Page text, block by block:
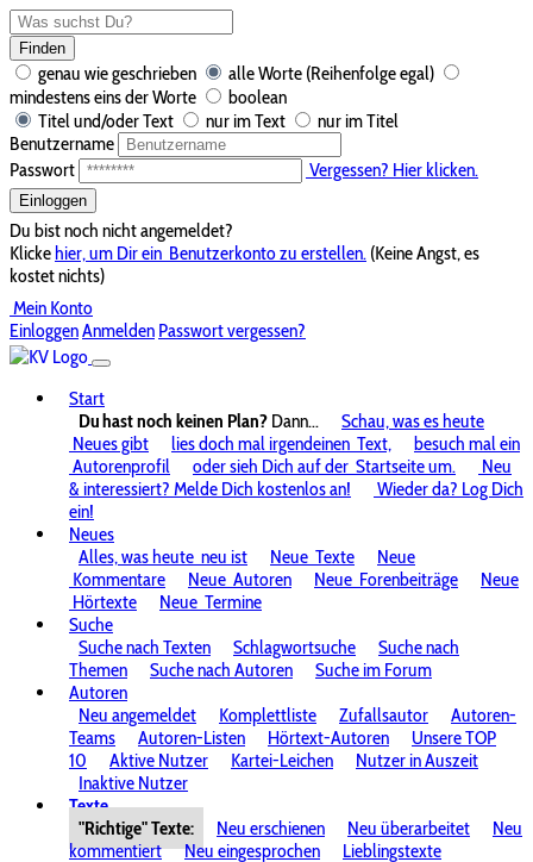
Finden
genau wie geschrieben
alle Worte (Reihenfolge egal)
mindestens eins der Worte
boolean
Titel und/oder Text
nur im Text
nur im Titel
Benutzername
Passwort
Vergessen? Hier klicken.
Einloggen
Du bist noch nicht angemeldet?
Klickehier, um Dir ein Benutzerkonto zu erstellen. (Keine Angst, es
kostet nichts)
Mein Konto
EinloggenAnmelden Passwort vergessen?
Start
Du hast noch keinen Plan? Dann...
Schau, was es heute
Neues gibt
lies doch mal irgendeinen Text,
besuch mal ein
Autorenprofil
oder sieh Dich auf der Startseite um.
Neu
& interessiert? Melde Dich kostenlos an!
Wieder da? Log Dich
ein!
Neues
Alles, was heute neu ist Neue Texte
Neue
Kommentare
Neue Autoren Neue Forenbeiträge
Neue
Hörtexte
Neue Termine
Suche
Suche nach Texten
Schlagwortsuche
Suche nach
Themen
Suche nach Autoren
Suche im Forum
Autoren
Neu angemeldet
Komplettliste Zufallsautor
Autoren-
Teams
Autoren-Listen Hörtext-Autoren
Unsere TOP
10
Aktive Nutzer Kartei-Leichen
Nutzer in Auszeit
Inaktive Nutzer
Texte
"Richtige" Texte:
Neu erschienen Neu überarbeitet
Neu
kommentiert
Neu eingesprochen
Lieblingstexte